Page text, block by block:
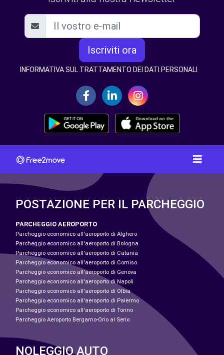
Iscriviti ora
INFORMATIVA SUL TRATTAMENTO DEI DATI PERSONALI
POSTAZIONE PER IL PARCHEGGIO
PARCHEGGIO AEROPORTO
Parcheggio economico all'aeroporto di Alghero
Parcheggio economico all'aeroporto di Bologna
Parcheggio economico all'aeroporto di Catania
Parcheggio economico all'aeroporto di Comiso
Parcheggio economico all'aeroporto di Genova
Parcheggio economico all'aeroporto di Napoli
Parcheggio economico all'aeroporto di Olbia
Parcheggio economico all'aeroporto di Palermo
Parcheggio economico all'aeroporto di Torino
Parcheggio Aeroporto Bergamo-Orio al Serio
NOLEGGIO AUTO